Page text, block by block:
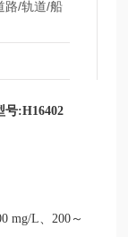
路/轨道/船
号:H16402
mg/L 200 ～